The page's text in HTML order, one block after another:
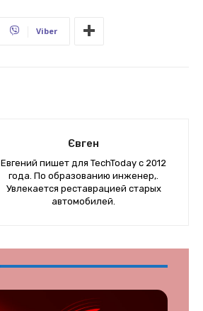
Viber
Євген
Евгений пишет для TechToday с 2012
года. По образованию инженер,.
Увлекается реставрацией старых
автомобилей.